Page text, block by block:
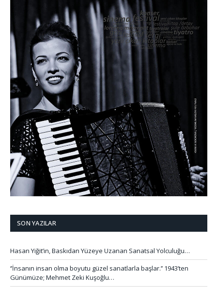
SON YAZILAR
Hasan Yiğit’in, Baskıdan Yüzeye Uzanan Sanatsal Yolculuğu…
‘’İnsanın insan olma boyutu güzel sanatlarla başlar.’’ 1943’ten
Günümüze; Mehmet Zeki Kuşoğlu…